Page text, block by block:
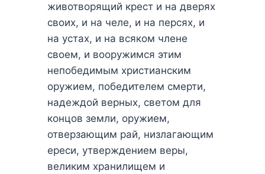
животворящий крест и на дверях
своих, и на челе, и на персях, и
на устах, и на всяком члене
своем, и вооружимся этим
непобедимым христианским
оружием, победителем смерти,
надеждой верных, светом для
концов земли, оружием,
отверзающим рай, низлагающим
ереси, утверждением веры,
великим хранилищем и